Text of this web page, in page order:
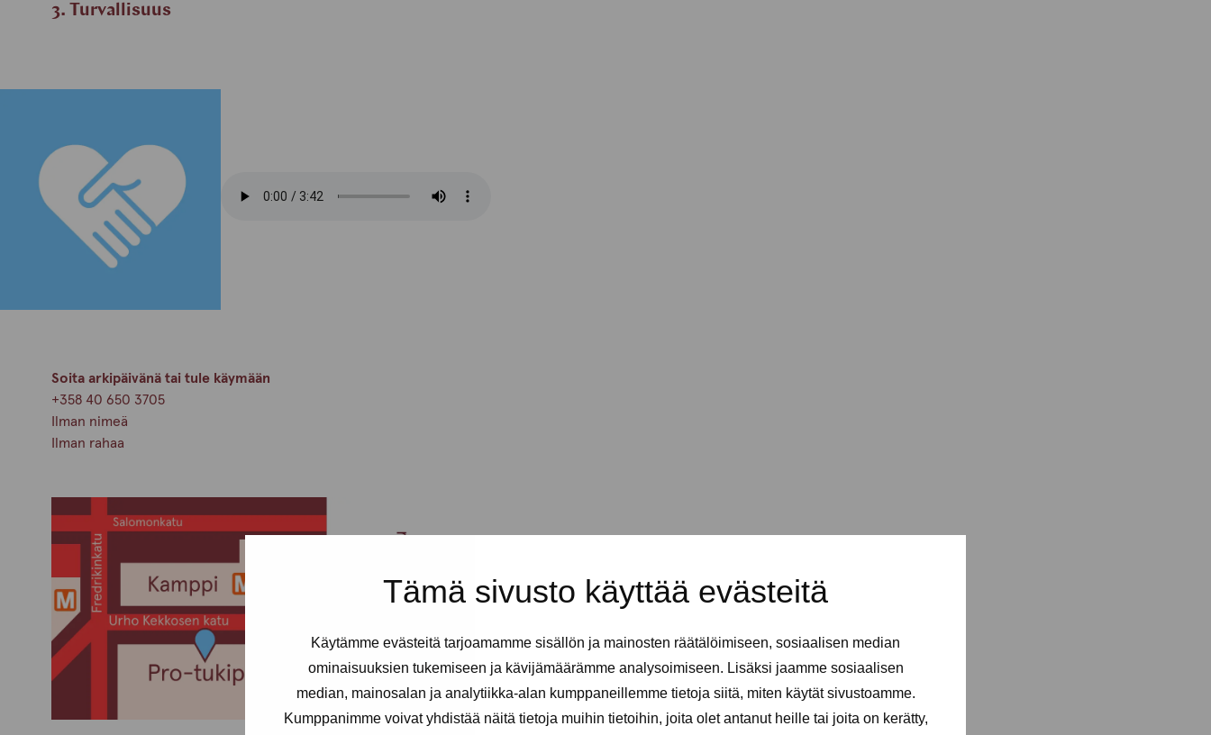
Tämä sivusto käyttää evästeitä
Käytämme evästeitä tarjoamamme sisällön ja mainosten räätälöimiseen, sosiaalisen median
ominaisuuksien tukemiseen ja kävijämäärämme analysoimiseen. Lisäksi jaamme sosiaalisen
median, mainosalan ja analytiikka-alan kumppaneillemme tietoja siitä, miten käytät sivustoamme.
Kumppanimme voivat yhdistää näitä tietoja muihin tietoihin, joita olet antanut heille tai joita on kerätty,
3. Turvallisuus
Soita arkipäivänä tai tule käymään
+358 40 650 3705
Ilman nimeä
Ilman rahaa